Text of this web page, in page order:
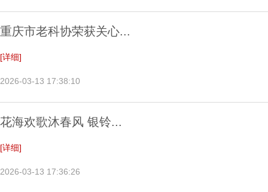
重庆市老科协荣获关心...
[详细]
2026-03-13 17:38:10
花海欢歌沐春风 银铃...
[详细]
2026-03-13 17:36:26